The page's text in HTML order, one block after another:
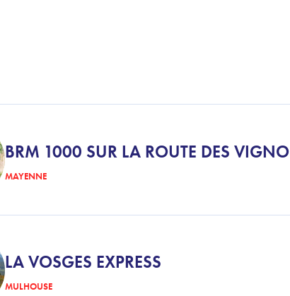
BRM 1000 SUR LA ROUTE DES
MAYENNE
LA VOSGES EXPRESS
MULHOUSE